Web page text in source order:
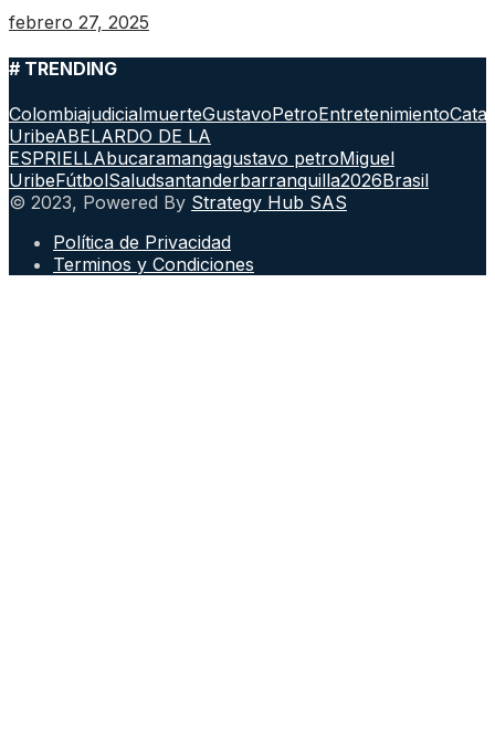
febrero 27, 2025
# TRENDING
ColombiajudicialmuerteGustavoPetroEntretenimiento
UribeABELARDO DE LA
ESPRIELLAbucaramangagustavo petroMiguel
UribeFútbolSaludsantanderbarranquilla2026Brasil
© 2023, Powered By Strategy Hub SAS
Política de Privacidad
Terminos y Condiciones